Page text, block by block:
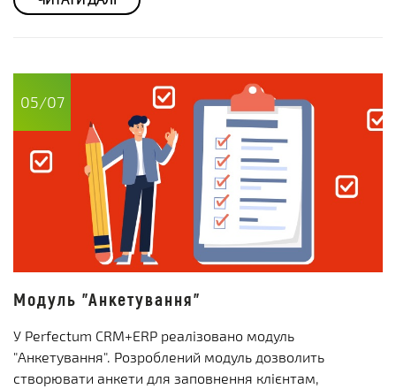
05/07
Модуль "Анкетування"
У Perfectum CRM+ERP реалізовано модуль
"Анкетування". Розроблений модуль дозволить
створювати анкети для заповнення клієнтам,